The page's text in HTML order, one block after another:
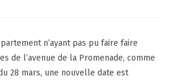
n’ayant pas pu faire faire
de l’avenue de la Promenade, comme
28 mars, une nouvelle date est